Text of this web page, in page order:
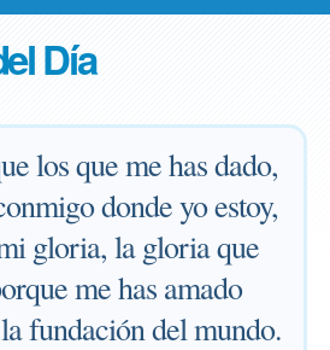
Día
los que me has dado,
donde yo estoy,
gloria, la gloria que
me has amado
fundación del mundo.